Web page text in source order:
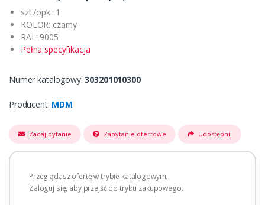
szt./opk.: 1
KOLOR: czarny
RAL: 9005
Pełna specyfikacja
Numer katalogowy:303201010300
Producent: MDM
Zadaj pytanie Zapytanie ofertowe Udostępnij
Przeglądasz ofertę w trybie katalogowym.
Zaloguj się, aby przejść do trybu zakupowego.